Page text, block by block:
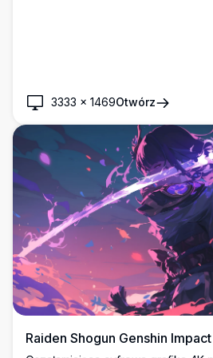
3333 × 1469Otwórz
Raiden Shogun Genshin